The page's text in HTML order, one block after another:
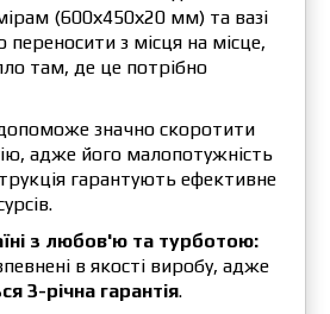
(600х450х20 мм) та вазі
переносити з місця на місце,
там, де це потрібно
значно скоротити
адже його малопотужність
гарантують ефективне
з любов'ю та турботою:
в якості виробу, адже
3-річна гарантія.